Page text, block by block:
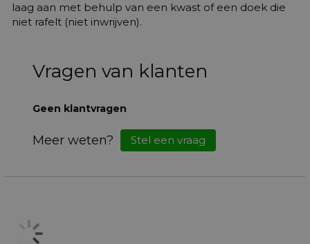
laag aan met behulp van een kwast of een doek die
niet rafelt (niet inwrijven).
Vragen van klanten
Geen klantvragen
Meer weten? Stel een vraag